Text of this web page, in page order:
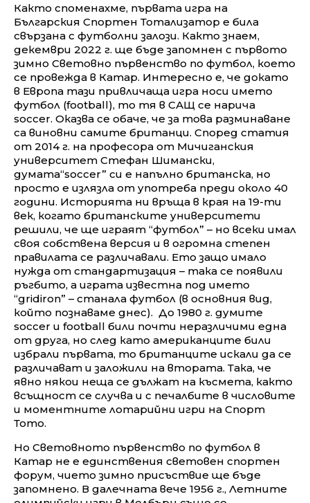
Както споменахме, първата игра на
Българския Спортен Тотализатор е била
свързана с футболни залози. Както знаем,
декември 2022 г. ще бъде запомнен с първото
зимно Световно първенство по футбол, което
се провежда в Катар. Интересно е, че докато
в Европа тази привличаща игра носи името
футбол (football), то тя в САЩ се нарича
soccer. Оказва се обаче, че за това разминаване
са виновни самите британци. Според статия
от 2014 г. на професора от Мичиганския
университет Стефан Шимански,
думата“soccer” си е напълно британска, но
просто е излязла от употреба преди около 40
години. Историята ни връща в края на 19-ти
век, когато британските университети
решили, че ще играят “футбол” – но всеки имал
своя собствена версия и в огромна степен
правилата се различавали. Ето защо имало
нужда от стандартизация – така се появили
ръгбито, а играта известна под името
“gridiron” – станала футбол (в основния вид,
който познаваме днес). До 1980 г. думите
soccer и football били почти неразличими една
от друга, но след като американците били
избрали първата, то британците искали да се
различават и заложили на втората. Така, че
явно някои неща се дължат на късмета, както
всъщност се случва и с печалбите в числовите
и моментните лотарийни игри на Спорт
Тото.
Но Световното първенство по футбол в
Катар не е единствения световен спортен
форум, чието зимно присъствие ще бъде
запомнено. В далечната вече 1956 г., Летните